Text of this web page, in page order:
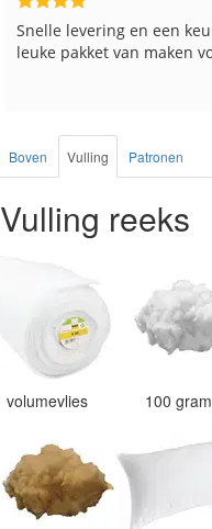
pakket Ga er weer
de markt.
Boven Vulling Patronen
Vulling reeks
volumevlies 100 gram